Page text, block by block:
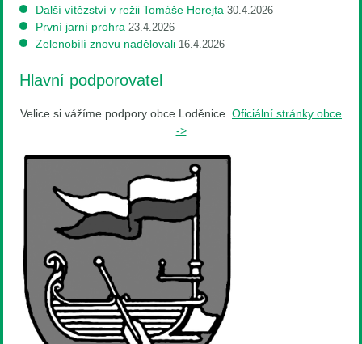
Další vítězství v režii Tomáše Herejta 30.4.2026
První jarní prohra 23.4.2026
Zelenobílí znovu nadělovali 16.4.2026
Hlavní podporovatel
Velice si vážíme podpory obce Loděnice. Oficiální stránky obce
->